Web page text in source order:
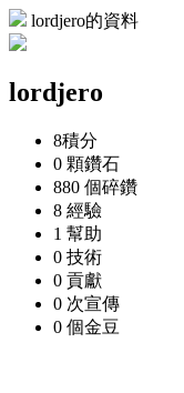
lordjero的資料
lordjero
8積分
0 顆鑽石
880 個碎鑽
8 經驗
1 幫助
0 技術
0 貢獻
0 次宣傳
0 個金豆